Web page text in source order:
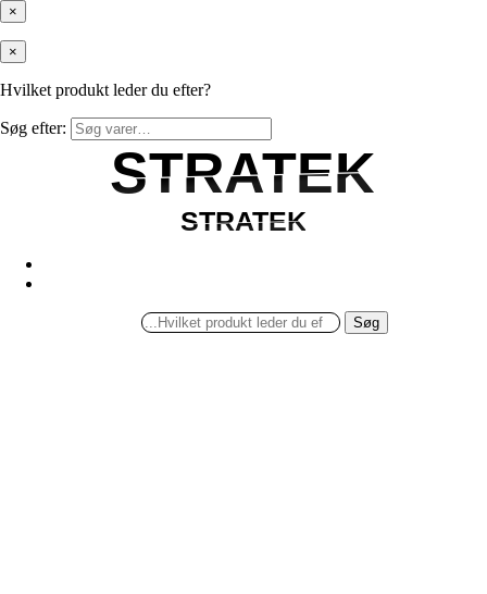
×
×
Hvilket produkt leder du efter?
Søg efter:
STRATEK
STRATEK
STRATEK
STRATEK
Søg